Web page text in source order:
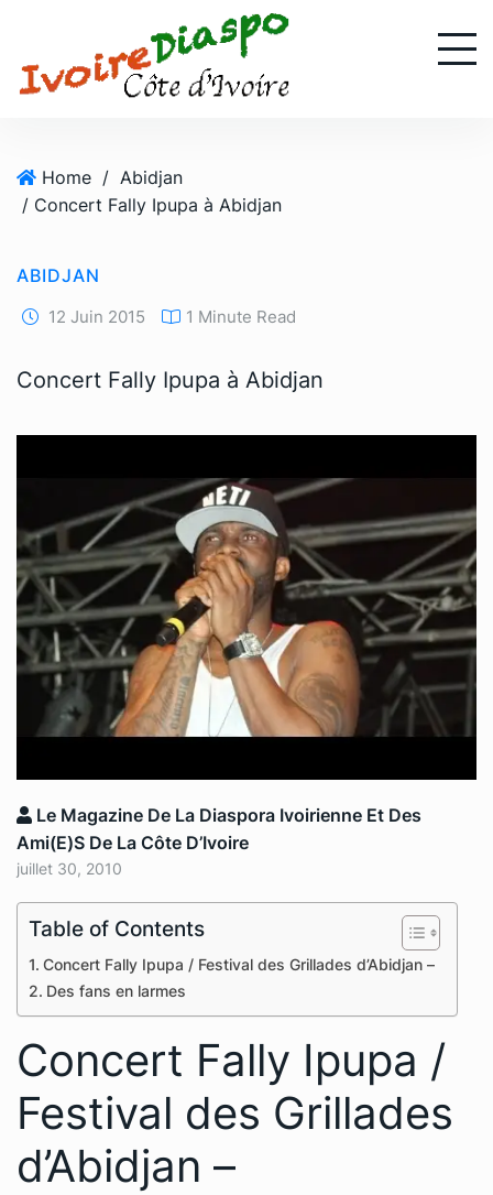
Home / Abidjan
/ Concert Fally Ipupa à Abidjan
ABIDJAN
12 Juin 2015 1 Minute Read
Concert Fally Ipupa à Abidjan
Le Magazine De La Diaspora Ivoirienne Et Des
Ami(e)s De La Côte D’Ivoire
juillet 30, 2010
Table of Contents
Concert Fally Ipupa / Festival des Grillades d’Abidjan –
Des fans en larmes
Concert Fally Ipupa /
Festival des Grillades
d’Abidjan –